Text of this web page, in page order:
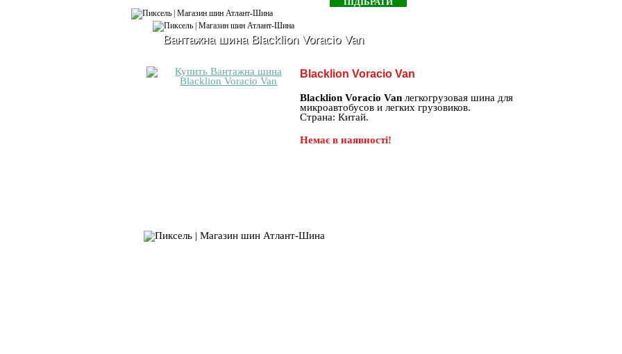
Вантажна шина Blacklion Voracio Van
Blacklion Voracio Van
Blacklion Voracio Vanлегкогрузовая шина для
микроавтобусов и легких грузовиков.
Страна: Китай.
Немає в наявності!